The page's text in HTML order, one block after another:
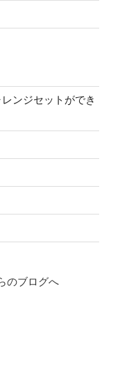
ンジセットができ
のブログへ